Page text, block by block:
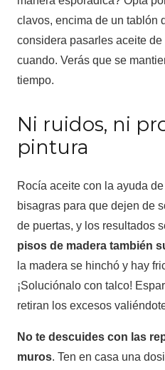
clavos, encima de un tablón
considera pasarles aceite
cuando. Verás que se
tiempo.
Ni ruidos, ni
pintura
Rocía aceite con la ayuda
bisagras para que dejen de
de puertas, y los resultados
pisos de madera también
la madera se hinchó y hay
¡Soluciónalo con talco!
retiran los excesos
No te descuides con las
muros. Ten en casa una